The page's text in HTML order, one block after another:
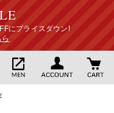
にプライスダウン!